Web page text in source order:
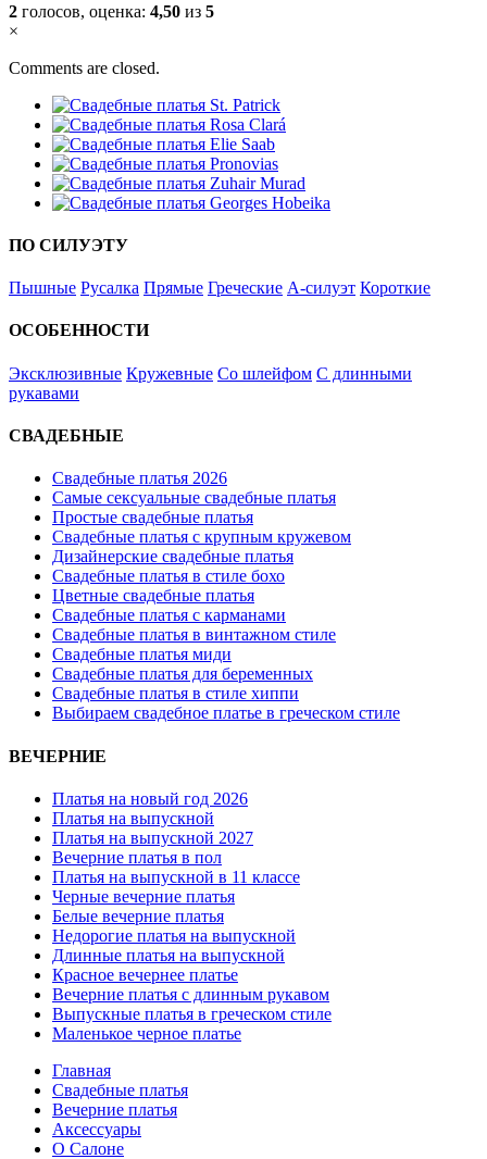
2 голосов, оценка: 4,50 из 5
×
Comments are closed.
ПО СИЛУЭТУ
Пышные Русалка Прямые Греческие А-силуэт Короткие
ОСОБЕННОСТИ
Эксклюзивные Кружевные Со шлейфом С длинными
рукавами
СВАДЕБНЫЕ
Свадебные платья 2026
Самые сексуальные свадебные платья
Простые свадебные платья
Свадебные платья с крупным кружевом
Дизайнерские свадебные платья
Свадебные платья в стиле бохо
Цветные свадебные платья
Свадебные платья с карманами
Свадебные платья в винтажном стиле
Свадебные платья миди
Свадебные платья для беременных
Свадебные платья в стиле хиппи
Выбираем свадебное платье в греческом стиле
ВЕЧЕРНИЕ
Платья на новый год 2026
Платья на выпускной
Платья на выпускной 2027
Вечерние платья в пол
Платья на выпускной в 11 классе
Черные вечерние платья
Белые вечерние платья
Недорогие платья на выпускной
Длинные платья на выпускной
Красное вечернее платье
Вечерние платья с длинным рукавом
Выпускные платья в греческом стиле
Маленькое черное платье
Главная
Свадебные платья
Вечерние платья
Аксессуары
О Салоне